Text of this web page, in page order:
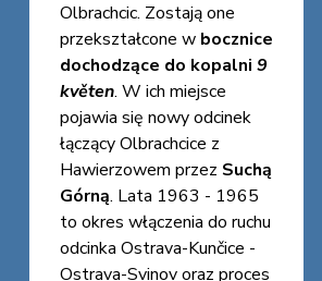
Olbrachcic. Zostają one
przekształcone w bocznice
dochodzące do kopalni 9
květen. W ich miejsce
pojawia się nowy odcinek
łączący Olbrachcice z
Hawierzowem przez Suchą
Górną. Lata 1963 - 1965
to okres włączenia do ruchu
odcinka Ostrava-Kunčice -
Ostrava-Svinov oraz proces